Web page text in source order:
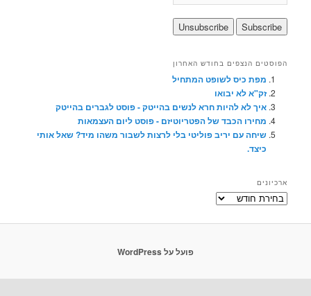
הפוסטים הנצפים בחודש האחרון
מפת כיס לשופט המתחיל
זק"א לא יבואו
איך לא להיות חרא לנשים בהייטק - פוסט לגברים בהייטק
מחירו הכבד של הפטריוטיזם - פוסט ליום העצמאות
שיחה עם יריב פוליטי בלי לרצות לשבור משהו מיד? שאל אותי
כיצד.
ארכיונים
ארכיונים
פועל על WordPress